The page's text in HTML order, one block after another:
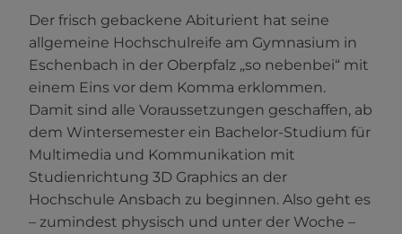
Der frisch gebackene Abiturient hat seine
allgemeine Hochschulreife am Gymnasium in
Eschenbach in der Oberpfalz „so nebenbei“ mit
einem Eins vor dem Komma erklommen.
Damit sind alle Voraussetzungen geschaffen, ab
dem Wintersemester ein Bachelor-Studium für
Multimedia und Kommunikation mit
Studienrichtung 3D Graphics an der
Hochschule Ansbach zu beginnen. Also geht es
– zumindest physisch und unter der Woche –